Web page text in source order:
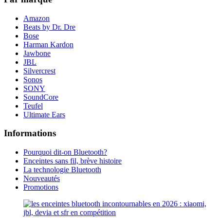
Amazon
Beats by Dr. Dre
Bose
Harman Kardon
Jawbone
JBL
Silvercrest
Sonos
SONY
SoundCore
Teufel
Ultimate Ears
Informations
Pourquoi dit-on Bluetooth?
Enceintes sans fil, brève histoire
La technologie Bluetooth
Nouveautés
Promotions